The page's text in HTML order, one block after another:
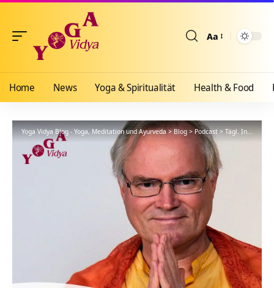
Aa
Home News Yoga & Spiritualität Health & Food
Yoga Vidya Blog - Yoga, Meditation und Ayurveda>Blog>Podcast>Tägl. Inspiration